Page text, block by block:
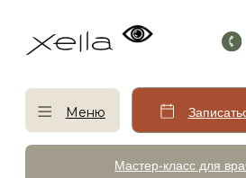
Мастер-класс для врачей
ответим за 1 минуту